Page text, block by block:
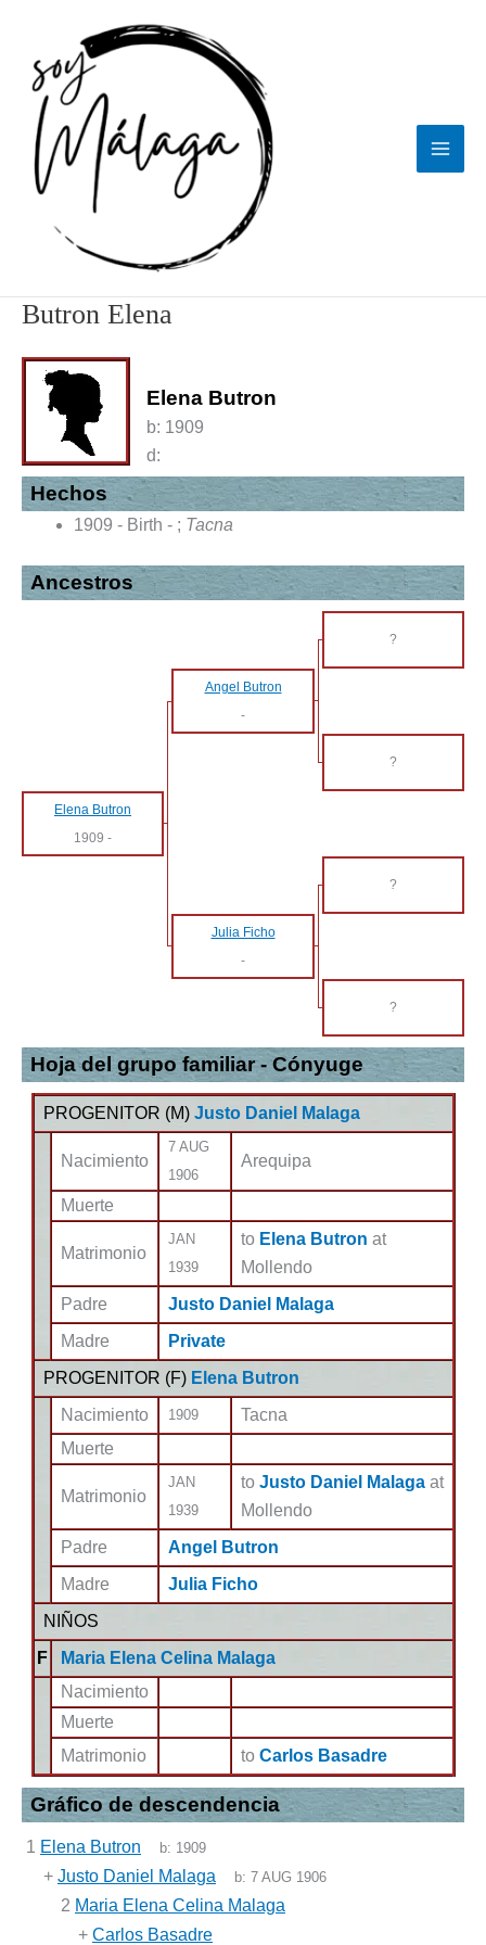
contenido
Butron Elena
Elena Butron
b: 1909
d:
Hechos
1909 - Birth - ; Tacna
Ancestros
?
Angel Butron
-
?
Elena Butron
1909 -
?
Julia Ficho
-
?
Hoja del grupo familiar - Cónyuge
PROGENITOR (M) Justo Daniel Malaga
Nacimiento
7 AUG
1906
Arequipa
Muerte
Matrimonio
JAN
1939
to Elena Butron at
Mollendo
Padre
Justo Daniel Malaga
Madre
Private
PROGENITOR (F) Elena Butron
Nacimiento
1909
Tacna
Muerte
Matrimonio
JAN
1939
to Justo Daniel Malaga at
Mollendo
Padre
Angel Butron
Madre
Julia Ficho
NIÑOS
F
Maria Elena Celina Malaga
Nacimiento
Muerte
Matrimonio
to Carlos Basadre
Gráfico de descendencia
1 Elena Butron b: 1909
+ Justo Daniel Malaga b:7 AUG 1906
2 Maria Elena Celina Malaga
+ Carlos Basadre